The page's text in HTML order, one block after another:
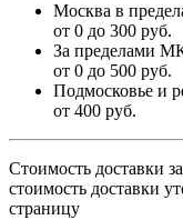
Москва в
от 0 до 300 руб.
За пределами
от 0 до 500 руб.
Подмосковье и
от 400 руб.
Стоимость доставки
стоимость доставки
страницу